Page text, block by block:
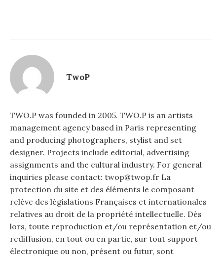
TwoP
TWO.P was founded in 2005. TWO.P is an artists
management agency based in Paris representing
and producing photographers, stylist and set
designer. Projects include editorial, advertising
assignments and the cultural industry. For general
inquiries please contact: twop@twop.fr La
protection du site et des éléments le composant
relève des législations Françaises et internationales
relatives au droit de la propriété intellectuelle. Dès
lors, toute reproduction et/ou représentation et/ou
rediffusion, en tout ou en partie, sur tout support
électronique ou non, présent ou futur, sont